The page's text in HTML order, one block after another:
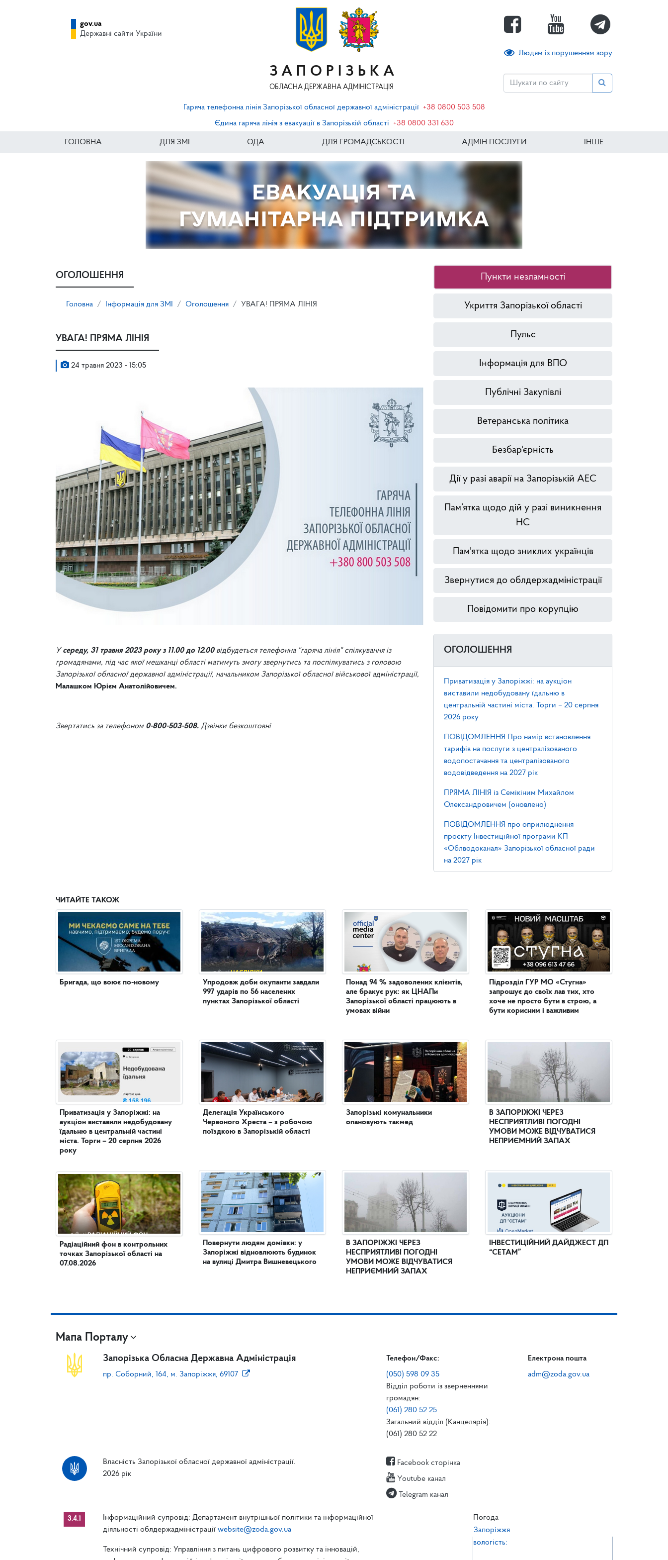
ЗАПОРІЗЬКА
ОБЛАСНА ДЕРЖАВНА АДМІНІСТРАЦІЯ
Людям із порушенням зору
gov.ua
Державні сайти України
Гаряча телефонна лінія Запорізької обласної державної адміністрації +38 0800 503 508
Єдина гаряча лінія з евакуації в Запорізькій області
+38 0800 331 630
ГОЛОВНА ДЛЯ ЗМІ ОДА ДЛЯ ГРОМАДСЬКОСТІ АДМІН ПОСЛУГИ ІНШЕ
ОГОЛОШЕННЯ
Головна Інформація для ЗМІ Оголошення УВАГА! ПРЯМА ЛІНІЯ
УВАГА! ПРЯМА ЛІНІЯ
24 травня 2023 - 15:05
Усереду, 31 травня 2023 року з 11.00 до 12.00відбудеться телефонна "гаряча лінія" спілкування із
громадянами, під час якої мешканці області матимуть змогу звернутись та поспілкуватись з головою
Запорізької обласної державної адміністрації, начальником Запорізької обласної військової адміністрації,
Малашком Юрієм Анатолійовичем.
Звертатись за телефоном 0-800-503-508. Дзвінки безкоштовні
Пункти незламності
Укриття Запорізької області
Пульс
Інформація для ВПО
Публічні Закупівлі
Ветеранська політика
Безбар'єрність
Дії у разі аварії на Запорізькій АЕС
Пам’ятка щодо дій у разі виникнення
НС
Пам'ятка щодо зниклих українців
Звернутися до облдержадміністрації
Повідомити про корупцію
ОГОЛОШЕННЯ
Приватизація у Запоріжжі: на аукціон
виставили недобудовану їдальню в
центральній частині міста. Торги – 20 серпня
2026 року
ПОВІДОМЛЕННЯ Про намір встановлення
тарифів на послуги з централізованого
водопостачання та централізованого
водовідведення на 2027 рік
ПРЯМА ЛІНІЯ із Семікіним Михайлом
Олександровичем (оновлено)
ПОВІДОМЛЕННЯ про оприлюднення
проєкту Інвестиційної програми КП
«Облводоканал» Запорізької обласної ради
на 2027 рік
ЧИТАЙТЕ ТАКОЖ
Бригада, що воює по-новому
Приватизація у Запоріжжі: на
аукціон виставили недобудовану
їдальню в центральній частині
міста. Торги – 20 серпня 2026
року
Радіаційний фон в контрольних
точках Запорізької області на
07.08.2026
Упродовж доби окупанти завдали
997 ударів по 56 населених
пунктах Запорізької області
Делегація Українського
Червоного Хреста – з робочою
поїздкою в Запорізькій області
Повернути людям домівки: у
Запоріжжі відновлюють будинок
на вулиці Дмитра Вишневецького
Понад 94 % задоволених клієнтів,
але бракує рук: як ЦНАПи
Запорізької області працюють в
умовах війни
Запорізькі комунальники
опановують такмед
В ЗАПОРІЖЖІ ЧЕРЕЗ
НЕСПРИЯТЛИВІ ПОГОДНІ
УМОВИ МОЖЕ ВІДЧУВАТИСЯ
НЕПРИЄМНИЙ ЗАПАХ
Підрозділ ГУР МО «Стугна»
запрошує до своїх лав тих, хто
хоче не просто бути в строю, а
бути корисним і важливим
В ЗАПОРІЖЖІ ЧЕРЕЗ
НЕСПРИЯТЛИВІ ПОГОДНІ
УМОВИ МОЖЕ ВІДЧУВАТИСЯ
НЕПРИЄМНИЙ ЗАПАХ
ІНВЕСТИЦІЙНИЙ ДАЙДЖЕСТ ДП
“СЕТАМ”
Мапа Порталу
Запорізька Обласна Державна Адміністрація
пр. Соборний, 164, м. Запоріжжя, 69107
Телефон/Факс:
(050) 598 09 35
Відділ роботи із зверненнями
громадян:
(061) 280 52 25
Загальний відділ (Канцелярія):
(061) 280 52 22
Електрона пошта
adm@zoda.gov.ua
Власність Запорізької обласної державної адміністрації.
2026 рік
Facebook сторінка
Youtube канал
Telegram канал
3.4.1
Інформаційний супровід: Департамент внутрішньої політики та інформаційної
діяльності облдержадміністрації website@zoda.gov.ua
Технічний супровід: Управління з питань цифрового розвитку та інновацій,
Погода
Запоріжжя
вологість: